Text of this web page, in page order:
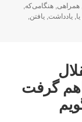
همراهی,هنگامی‌که,
یا,یادداشت,یافتن,
گرفت